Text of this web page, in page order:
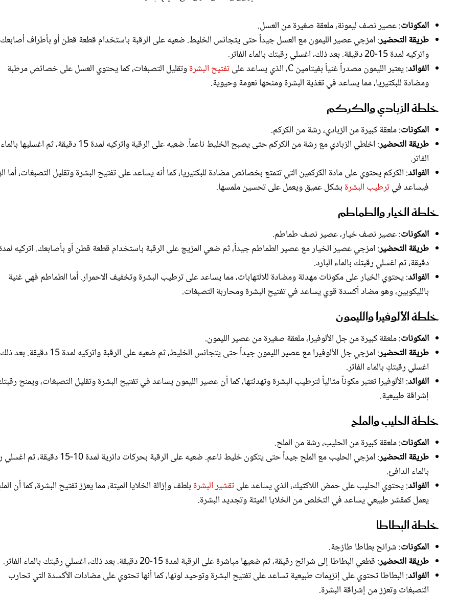
طريقة التحضير : امزجي عصير الليمون مع العسل جيداً حتى يتجانس الخليط. ضعيه على الرقبة باستخدام قطعة قطن أو بأطراف أصابعك
واتركيه لمدة 15-20 دقيقة. بعد ذلك، اغسلي رقبتك بالماء الفاتر.
الفوائد: يعتبر الليمون مصدراً غنياً بفيتامين C، الذي يساعد على تفتيح البشرة
ومضادة للبكتيريا، مما يساعد في تغذية البشرة ومنحها نعومة وحيوية.
خلطة الزبادي والكركم
المكونات: ملعقة كبيرة من الزبادي، رشة من الكركم.
طريقة التحضير
الفاتر.
الفوائد
فيساعد فيترطيب البشرةبشكل عميق ويعمل على تحسين ملمسها.
خلطة الخيار والطماطم
المكونات: عصير نصف خيار، عصير نصف طماطم.
طريقة التحضير
دقيقة، ثم اغسلي رقبتك بالماء البارد.
الفوائد: يحتوي الخيار على مكونات مهدئة ومضادة للالتهابات، مما يساعد على ترطيب البشرة وتخفيف الاحمرار. أما الطماطم فهي غنية
بالليكوبين، وهو مضاد أكسدة قوي يساعد في تفتيح البشرة ومحاربة التصبغات.
خلطة الألوفيرا والليمون
المكونات: ملعقة كبيرة من جل الألوفيرا، ملعقة صغيرة من عصير الليمون.
طريقة التحضير
اغسلي رقبتكِ بالماء الفاتر.
الفوائد : الألوفيرا تعتبر مكوناً مثالياً لترطيب البشرة وتهدئتها، كما أن عصير الليمون يساعد في تفتيح البشرة وتقليل التصبغات، ويمنح
إشراقة طبيعية.
خلطة الحليب والملح
المكونات: ملعقة كبيرة من الحليب، رشة من الملح.
طريقة التحضير
بالماء الدافئ.
الفوائد: يحتوي الحليب على حمض اللاكتيك، الذي يساعد على
يعمل كمقشر طبيعي يساعد في التخلص من الخلايا الميتة وتجديد البشرة.
خلطة البطاطا
المكونات: شرائح بطاطا طازجة.
طريقة التحضير: قطعي البطاطا إلى شرائح رقيقة، ثم ضعيها مباشرة على الرقبة لمدة 15-20 دقيقة. بعد ذلك، اغسلي رقبتك بالماء الفاتر.
الفوائد: البطاطا تحتوي على إنزيمات طبيعية تساعد على تفتيح البشرة وتوحيد لونها، كما أنها تحتوي على مضادات الأكسدة التي تحارب
التصبغات وتعزز من إشراقة البشرة.